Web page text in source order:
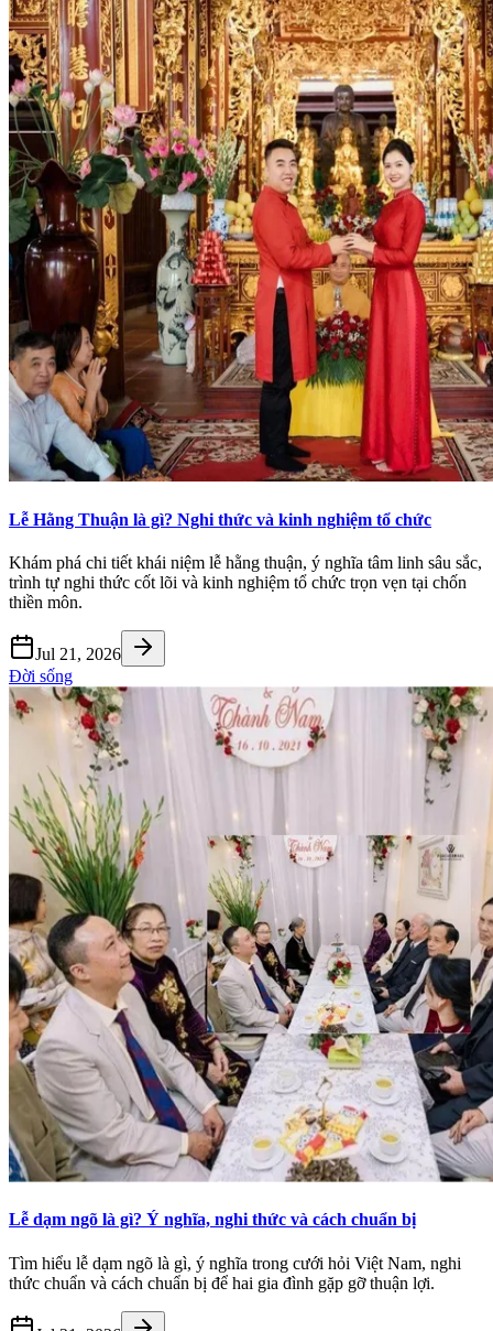
Lễ Hằng Thuận là gì? Nghi thức và kinh nghiệm tổ chức
Khám phá chi tiết khái niệm lễ hằng thuận, ý nghĩa tâm linh sâu sắc,
trình tự nghi thức cốt lõi và kinh nghiệm tổ chức trọn vẹn tại chốn
thiền môn.
Jul 21, 2026
Đời sống
Lễ dạm ngõ là gì? Ý nghĩa, nghi thức và cách chuẩn bị
Tìm hiểu lễ dạm ngõ là gì, ý nghĩa trong cưới hỏi Việt Nam, nghi
thức chuẩn và cách chuẩn bị để hai gia đình gặp gỡ thuận lợi.